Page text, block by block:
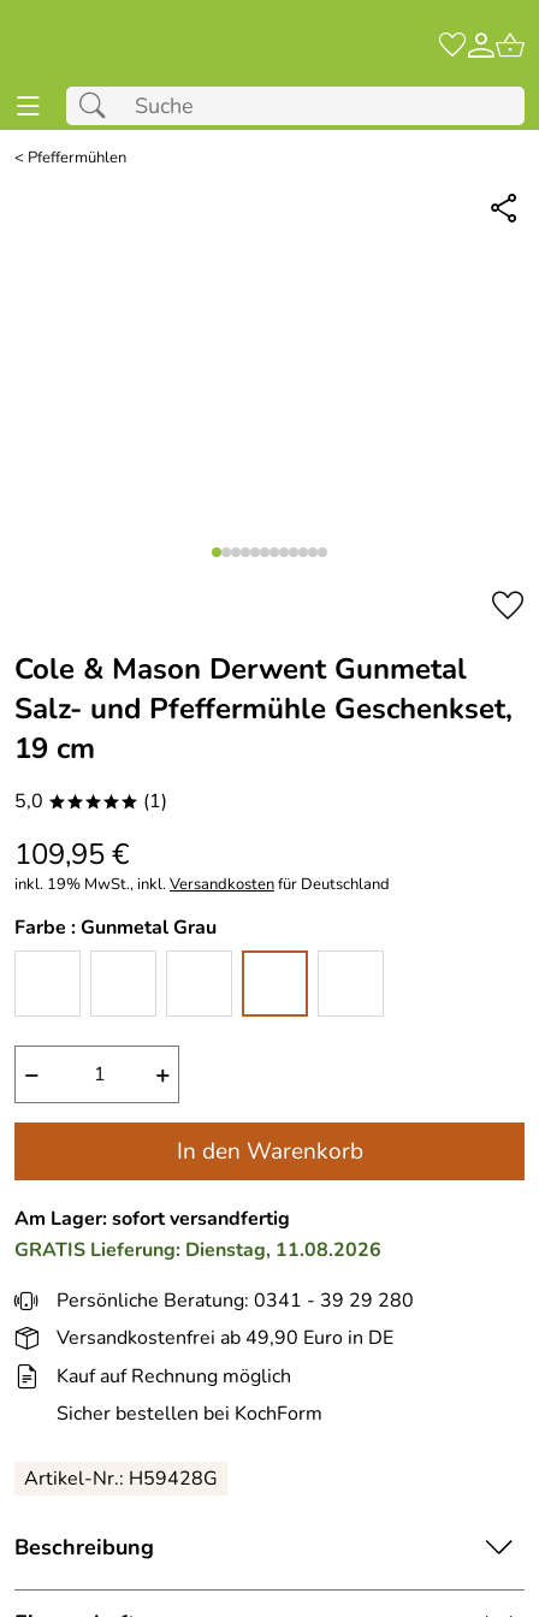
< Pfeffermühlen
Cole & Mason Derwent Gunmetal
Salz- und Pfeffermühle Geschenkset,
19 cm
5,0 ***** (1)
109,95 €
inkl. 19% MwSt., inkl.Versandkostenfür Deutschland
Farbe :Gunmetal Grau
− +
In den Warenkorb
Am Lager: sofort versandfertig
GRATIS Lieferung: Dienstag, 11.08.2026
Persönliche Beratung: 0341 - 39 29 280
Versandkostenfrei ab 49,90 Euro in DE
Kauf auf Rechnung möglich
Sicher bestellen bei KochForm
Artikel-Nr.: H59428G
Beschreibung
Cole & Mason Derwent Gunmetal Salz- und Pfeffermühle